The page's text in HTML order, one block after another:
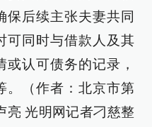
保后续主张夫妻共同
可同时与借款人及其
认可债务的记录，
。（作者：北京市第
亮 光明网记者刁慈整